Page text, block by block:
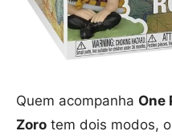
Quem acompanha One
Zoro tem dois modos,